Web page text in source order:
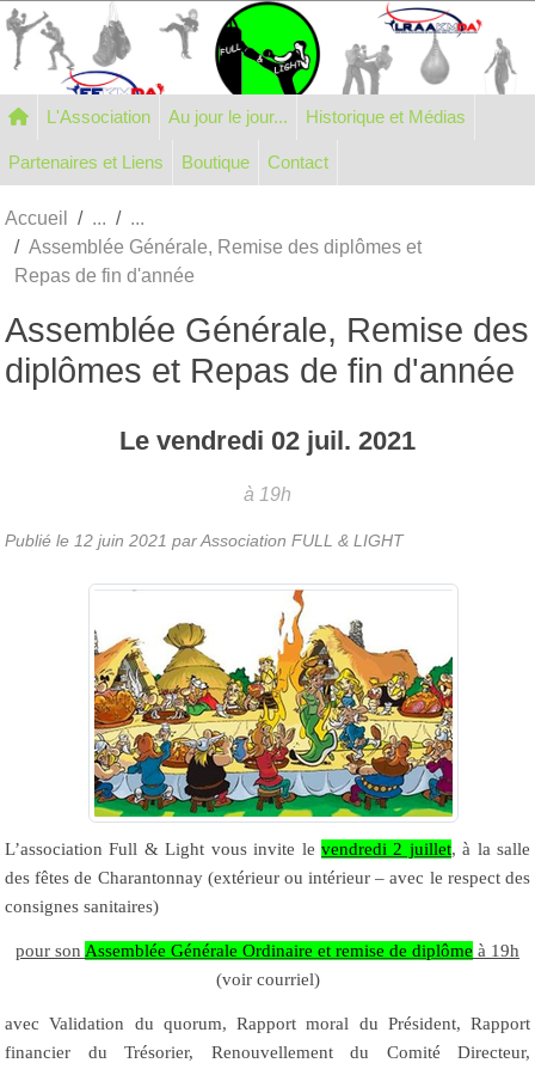
L'Association Au jour le jour... Historique et Médias
Partenaires et Liens Boutique Contact
Accueil
Assemblée Générale, Remise des diplômes et
Repas de fin d'année
Assemblée Générale, Remise des
diplômes et Repas de fin d'année
Le vendredi 02 juil. 2021
à 19h
Publié le 12 juin 2021 par Association FULL & LIGHT
L’association Full & Light vous invite le vendredi 2 juillet, à la salle
des fêtes de Charantonnay (extérieur ou intérieur – avec le respect des
consignes sanitaires)
pour son Assemblée Générale Ordinaire et remise de diplôme à 19h
(voir courriel)
avec Validation du quorum, Rapport moral du Président, Rapport
financier du Trésorier, Renouvellement du Comité Directeur,
Panneau de gestion des cookies